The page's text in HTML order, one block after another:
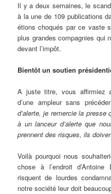
Il y a deux semaines, le
à la une de 109 publications
étions choqués par ce vaste
plus grandes compagnies qui
devant l’impôt.
Bientôt un soutien
A juste titre, vous affirmiez
d’une ampleur sans
d’alerte, je remercie la
à un lanceur d’alerte que
prennent des risques, ils
Voilà pourquoi nous
chose à l’endroit
risquent de lourdes
notre société leur doit